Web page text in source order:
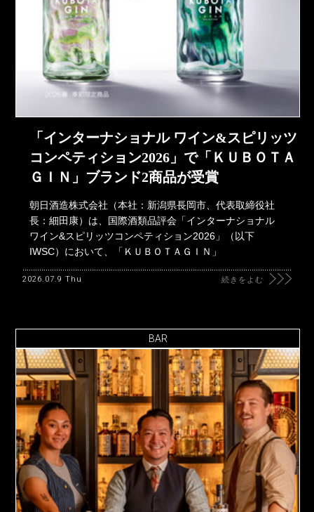
「インターナショナル ワイン&スピリッツ
コンペティション2026」で「ＫＵＢＯＴＡ
ＧＩＮ」ブランド2商品が受賞
朝日酒造株式会社（本社：新潟県長岡市、代表取締役社
長：細田康）は、国際酒類品評会「インターナショナル
ワイン&スピリッツコンペティション2026」（以下
IWSC）において、「ＫＵＢＯＴＡＧＩＮ」
2026.07.9 Thu 続きをよむ
BAR